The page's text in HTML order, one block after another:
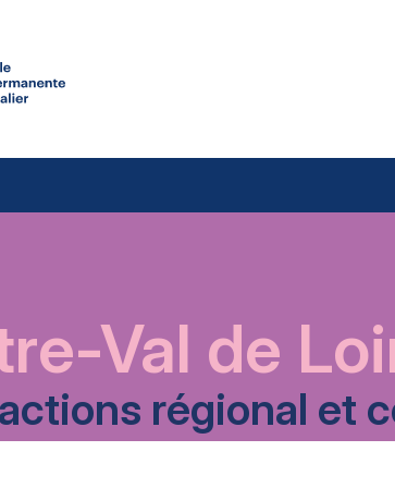
Val de
régional et